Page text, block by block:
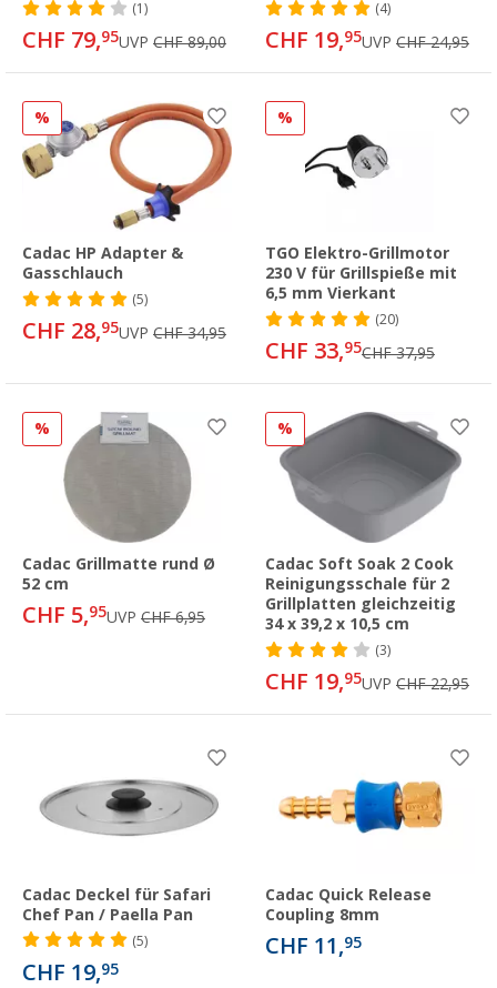
(1)
CHF 79,95UVP CHF 89,00
(4)
CHF 19,95UVP CHF 24,95
%
Cadac HP Adapter &
Gasschlauch
(5)
CHF 28,95UVP CHF 34,95
%
TGO Elektro-Grillmotor
230 V für Grillspieße mit
6,5 mm Vierkant
(20)
CHF 33,95CHF 37,95
%
Cadac Grillmatte rund Ø
52 cm
CHF 5,95UVP CHF 6,95
%
Cadac Soft Soak 2 Cook
Reinigungsschale für 2
Grillplatten gleichzeitig
34 x 39,2 x 10,5 cm
(3)
CHF 19,95UVP CHF 22,95
Cadac Deckel für Safari
Chef Pan / Paella Pan
(5)
CHF 19,95
Cadac Quick Release
Coupling 8mm
CHF 11,95